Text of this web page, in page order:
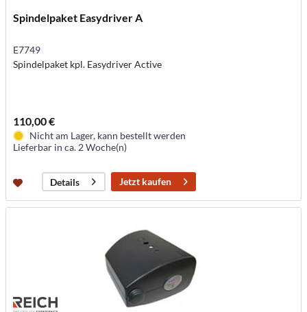
Spindelpaket Easydriver A
E7749
Spindelpaket kpl. Easydriver Active
110,00 €
Nicht am Lager, kann bestellt werden
Lieferbar in ca. 2 Woche(n)
Details Jetzt kaufen